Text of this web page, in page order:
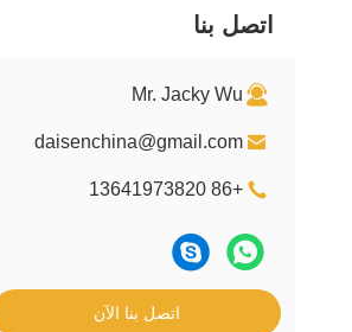
اتصل بنا
Mr. Jacky Wu
daisenchina@gmail.com
+86 13641973820
اتصل بنا الآن